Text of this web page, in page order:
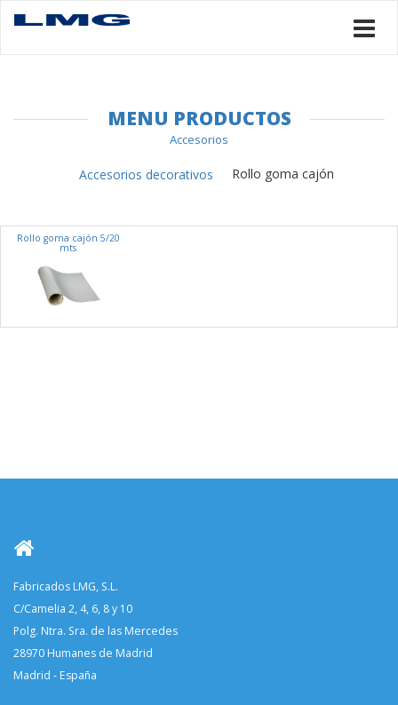
MENU PRODUCTOS
Accesorios
Accesorios decorativos Rollo goma cajón
Rollo goma cajón 5/20
mts
Fabricados LMG, S.L.
C/Camelia 2, 4, 6, 8 y 10
Polg. Ntra. Sra. de las Mercedes
28970 Humanes de Madrid
Madrid - España